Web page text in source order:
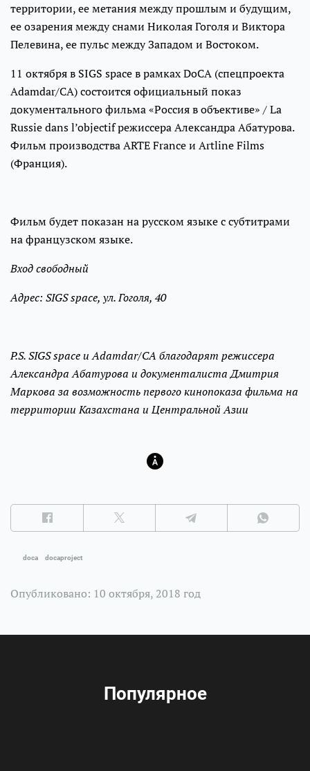
территории, ее метания между прошлым и будущим,
ее озарения между снами Николая Гоголя и Виктора
Пелевина, ее пульс между Западом и Востоком.
11 октября в SIGS space в рамках DoCA (спецпроекта
Adamdar/CA) состоится официальный показ
документального фильма «Россия в объективе» / La
Russie dans l’objectif режиссера Александра Абатурова.
Фильм производства ARTE France и Artline Films
(Франция).
Фильм будет показан на русском языке с субтитрами
на французском языке.
Вход свободный
Адрес: SIGS space, ул. Гоголя, 40
P.S. SIGS space и Adamdar/CA благодарят режиссера
Александра Абатурова и документалиста Дмитрия
Маркова за возможность первого кинопоказа фильма на
территории Казахстана и Центральной Азии
doca docaproject
Опубликовано: 10 октября, 2018 год
Популярное